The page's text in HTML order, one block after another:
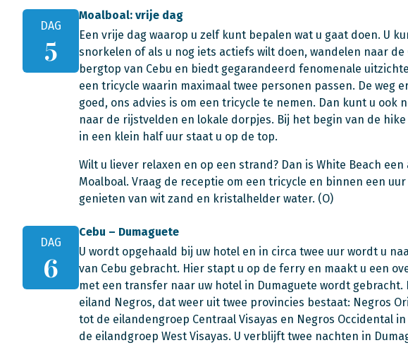
DAG
5
Moalboal: vrije dag
Een vrije dag waarop u zelf kunt bepalen wat u gaat doen. U
snorkelen of als u nog iets actiefs wilt doen, wandelen naar de
bergtop van Cebu en biedt gegarandeerd fenomenale
een tricycle waarin maximaal twee personen passen. De weg
goed, ons advies is om een tricycle te nemen. Dan kunt u ook
naar de rijstvelden en lokale dorpjes. Bij het begin van de
in een klein half uur staat u op de top.
Wilt u liever relaxen en op een strand? Dan is White Beach
Moalboal. Vraag de receptie om een tricycle en binnen een
genieten van wit zand en kristalhelder water. (O)
DAG
6
Cebu – Dumaguete
U wordt opgehaald bij uw hotel en in circa twee uur wordt u
van Cebu gebracht. Hier stapt u op de ferry en maakt u een
met een transfer naar uw hotel in Dumaguete wordt
eiland Negros, dat weer uit twee provincies bestaat: Negros
tot de eilandengroep Centraal Visayas en Negros Occidental
de eilandgroep West Visayas. U verblijft twee nachten in